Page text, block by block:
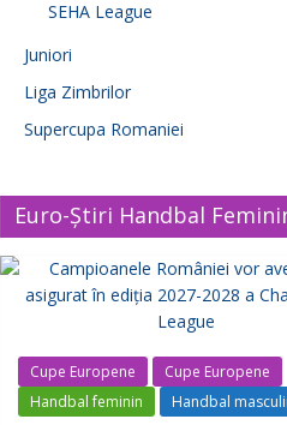
SEHA League
Juniori
Liga Zimbrilor
Supercupa Romaniei
Euro-Știri Handbal
Cupe Europene
Cupe Europene
Handbal feminin
Handbal